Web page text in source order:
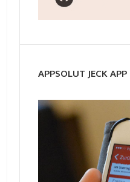
APPSOLUT JECK APP